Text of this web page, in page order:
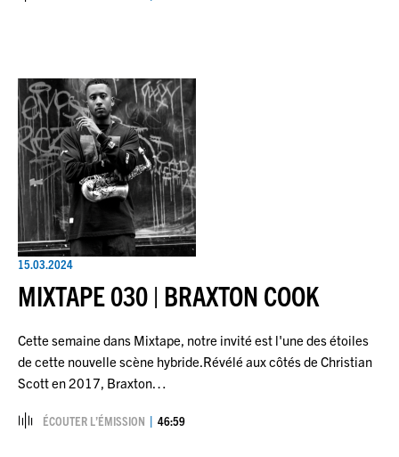
15.03.2024
MIXTAPE 030 | BRAXTON COOK
Cette semaine dans Mixtape, notre invité est l'une des étoiles
de cette nouvelle scène hybride.Révélé aux côtés de Christian
Scott en 2017, Braxton…
ÉCOUTER L’ÉMISSION 46:59